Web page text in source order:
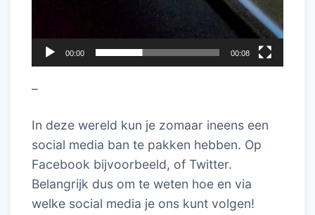
00:00 00:08
–
In deze wereld kun je zomaar ineens een
social media ban te pakken hebben. Op
Facebook bijvoorbeeld, of Twitter.
Belangrijk dus om te weten hoe en via
welke social media je ons kunt volgen!